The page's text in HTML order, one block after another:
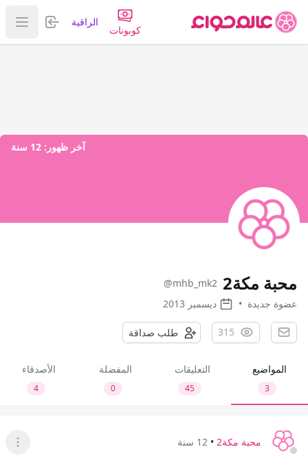
كوبونات
الراقية تسجيل
عرض
آخر ظهور: 12 سنة
محبة مكة2
@mhb_mk2
عضوة جديدة • ديسمبر 2013
315 طلب صداقة
المواضيع
3
التعليقات
45
المفضلة
0
الأصدقاء
4
محبة مكة2 • 12 سنة
عرض